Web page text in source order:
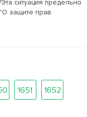
ситуация предельно
защите прав
1651 1652